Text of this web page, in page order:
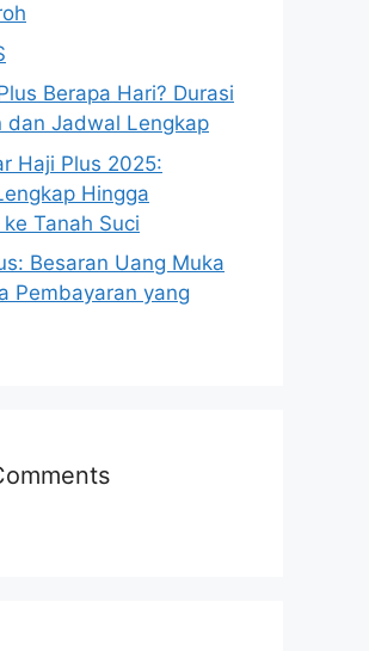
Berapa Hari? Durasi
dan Jadwal Lengkap
Haji Plus 2025:
Hingga
Tanah Suci
Besaran Uang Muka
Pembayaran yang